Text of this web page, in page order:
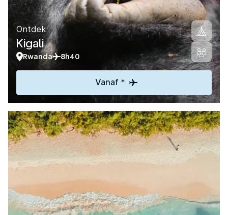
Ontdek
Kigali
Rwanda 8h40
Vanaf *